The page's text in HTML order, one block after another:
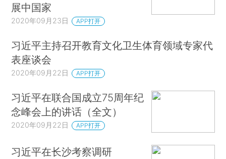
展中国家
2020年09月23日 APP打开
习近平主持召开教育文化卫生体育领域专家代
表座谈会
2020年09月22日 APP打开
习近平在联合国成立75周年纪
念峰会上的讲话（全文）
2020年09月22日 APP打开
习近平在长沙考察调研